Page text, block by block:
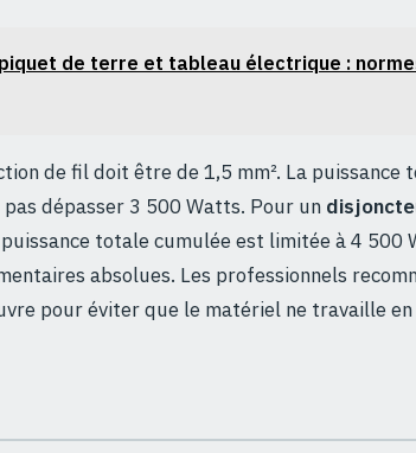
de terre et tableau électrique :
de fil doit être de 1,5 mm². La puissance
dépasser 3 500 Watts. Pour un
totale cumulée est limitée à 4 500
absolues. Les professionnels
pour éviter que le matériel ne travaille en